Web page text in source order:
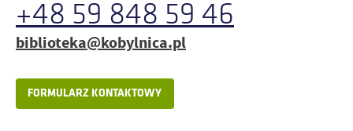
+48 59 848 59 46
biblioteka@kobylnica.pl
FORMULARZ KONTAKTOWY